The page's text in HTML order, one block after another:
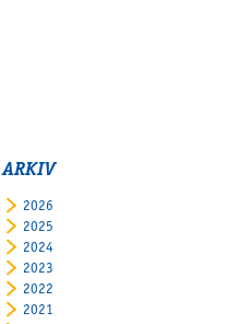
ARKIV
2026
2025
2024
2023
2022
2021